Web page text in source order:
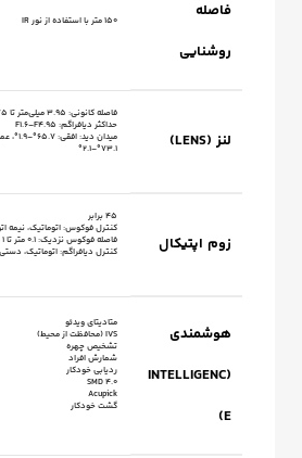
فاصله
روشنایی
150 متر با استفاده از نور IR
لنز (LENS)
فاصله کانونی: 3.95 میلی‌متر تا 177.75 میلی‌متر
حداکثر دیافراگم: F1.6–F4.95
73.1°–2.1°
زوم اپتیکال
45 برابر
کنترل فوکوس: اتوماتیک، نیمه
فاصله فوکوس نزدیک: 0.1 متر تا 1 متر
کنترل دیافراگم: اتوماتیک، دستی
هوشمندی
(INTELLIGENC
E)
متادیتای ویدئو
IVS (محافظت از محیط)
تشخیص چهره
شمارش افراد
ردیابی خودکار
SMD 4.0
Acupick
گشت خودکار